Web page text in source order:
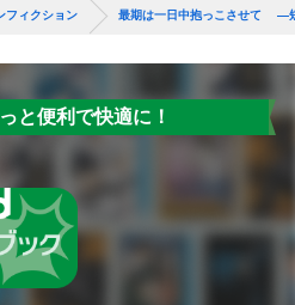
フィクション 最期は一日中抱っこさせて ―
と便利で快適に！